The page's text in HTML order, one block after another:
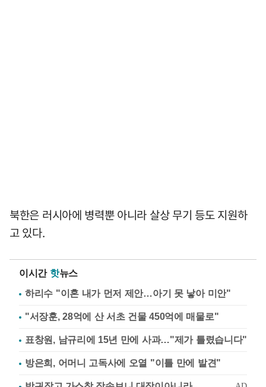
북한은 러시아에 병력뿐 아니라 살상 무기 등도 지원하
고 있다.
이시간 핫뉴스
하리수 "이혼 내가 먼저 제안…아기 못 낳아 미안"
"서장훈, 28억에 산 서초 건물 450억에 매물로"
표창원, 남규리에 15년 만에 사과…"제가 틀렸습니다"
방은희, 어머니 고독사에 오열 "이틀 만에 발견"